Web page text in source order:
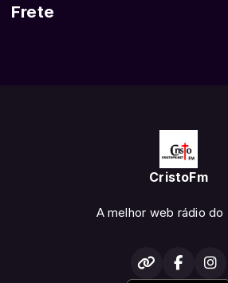
Frete
CristoFm
A melhor web rádio do